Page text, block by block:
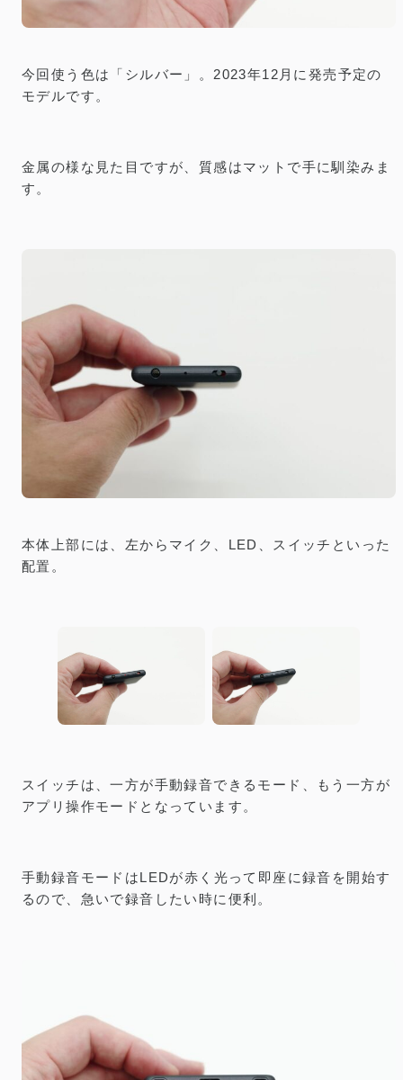
今回使う色は「シルバー」。2023年12月に発売予定の
モデルです。
金属の様な見た目ですが、質感はマットで手に馴染みま
す。
本体上部には、左からマイク、LED、スイッチといった
配置。
スイッチは、一方が手動録音できるモード、もう一方が
アプリ操作モードとなっています。
手動録音モードはLEDが赤く光って即座に録音を開始す
るので、急いで録音したい時に便利。